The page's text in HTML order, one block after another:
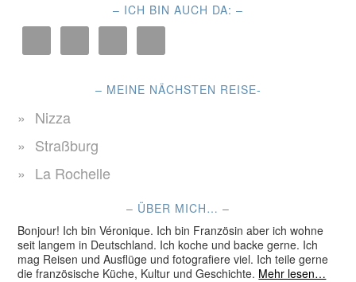
– ICH BIN AUCH DA: –
– MEINE NÄCHSTEN REISE-
Nizza
Straßburg
La Rochelle
– ÜBER MICH… –
Bonjour! Ich bin Véronique. Ich bin Französin aber ich wohne
seit langem in Deutschland. Ich koche und backe gerne. Ich
mag Reisen und Ausflüge und fotografiere viel. Ich teile gerne
die französische Küche, Kultur und Geschichte. Mehr lesen…